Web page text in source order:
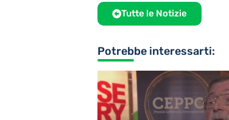
Tutte le Notizie
Potrebbe interessarti: